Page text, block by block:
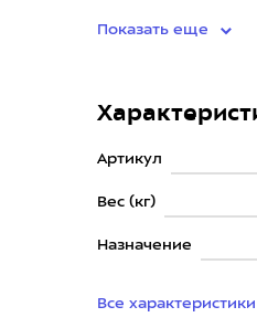
Показать еще
Артикул
Вес (кг)
Назначение
Все характеристики